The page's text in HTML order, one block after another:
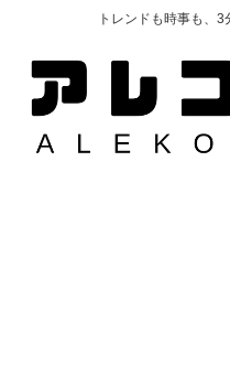
トレンドも時事も、3